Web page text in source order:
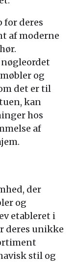
deres
af moderne
og
det er til
kan
hos
af
der
og
etableret i
deres unikke
stil og